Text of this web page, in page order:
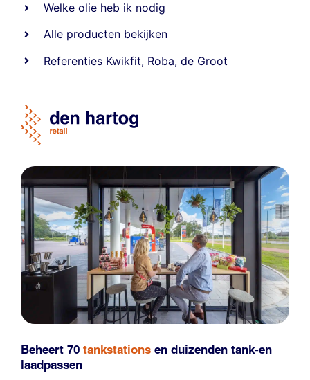
Welke olie heb ik nodig
Alle producten bekijken
Referenties Kwikfit, Roba,de Groot
Beheert 70 tankstations en duizenden tank-en
laadpassen